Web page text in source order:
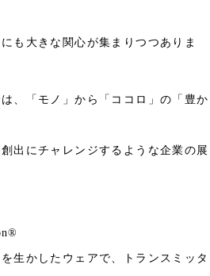
も大きな関心が集まりつつありま
、「モノ」から「ココロ」の「豊か
出にチャレンジするような企業の展
生かしたウェアで、トランスミッタ